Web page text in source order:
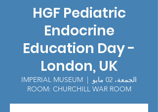
HGF Pediatric
Endocrine
Education Day -
London, UK
الجمعة، 02 مايو
  |
IMPERIAL MUSEUM
ROOM: CHURCHILL WAR ROOM